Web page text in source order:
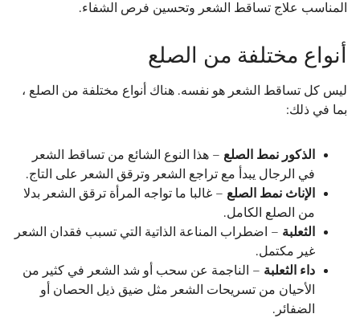
المناسب علاج تساقط الشعر وتحسين فرص الشفاء.
أنواع مختلفة من الصلع
ليس كل تساقط الشعر هو نفسه. هناك أنواع مختلفة من الصلع ،
بما في ذلك:
الذكور نمط الصلع – هذا النوع الشائع من تساقط الشعر
في الرجال يبدأ مع تراجع الشعر وترقق الشعر على التاج.
الإناث نمط الصلع – غالبا ما تواجه المرأة ترقق الشعر بدلا
من الصلع الكامل.
الثعلبة – اضطراب المناعة الذاتية التي تسبب فقدان الشعر
غير مكتمل.
داء الثعلبة – الناجمة عن سحب أو شد الشعر في كثير من
الأحيان من تسريحات الشعر مثل ضيق ذيل الحصان أو
الضفائر.